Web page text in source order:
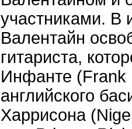
участниками. В
Валентайн
гитариста,
Инфанте (Frank
английского
Харрисона